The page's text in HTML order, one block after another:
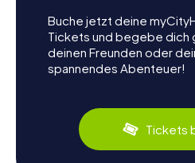
Buche jetzt deine
Tickets und begebe dich
deinen Freunden oder
spannendes Abenteuer!
Tickets